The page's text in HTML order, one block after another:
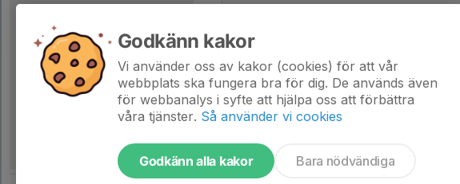
Godkänn kakor
Vi använder oss av kakor (cookies) för att vår
webbplats ska fungera bra för dig. De används även
för webbanalys i syfte att hjälpa oss att förbättra
våra tjänster. Så använder vi cookies
Godkänn alla kakor Bara nödvändiga